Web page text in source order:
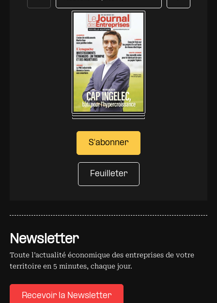
Newsletter
Toute l’actualité économique des entreprises de votre
territoire en 5 minutes, chaque jour.
Recevoir la Newsletter
S'abonner
Feuilleter
Précédent Suivant